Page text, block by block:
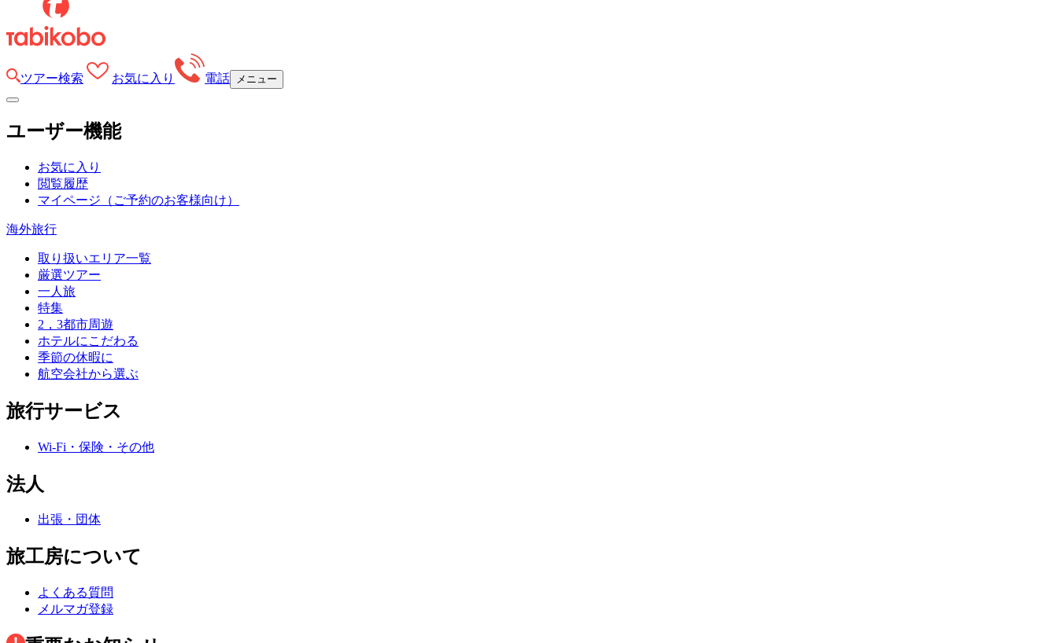
ツアー検索 お気に入り 電話 メニュー
ユーザー機能
お気に入り
閲覧履歴
マイページ （ご予約のお客様向け）
海外旅行
取り扱いエリア一覧
厳選ツアー
一人旅
特集
2，3都市周遊
ホテルにこだわる
季節の休暇に
航空会社から選ぶ
旅行サービス
Wi-Fi・保険・その他
法人
出張・団体
旅工房について
よくある質問
メルマガ登録